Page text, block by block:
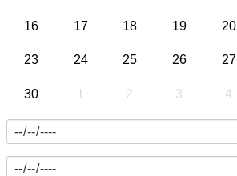
16 17 18 19 20
23 24 25 26 27
30 1 2 3 4